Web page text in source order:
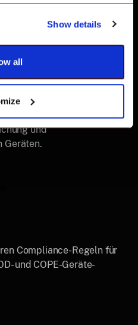
Show details
all
Benchmarks
und
Geräten.
Compliance-Regeln für
und COPE-Geräte-